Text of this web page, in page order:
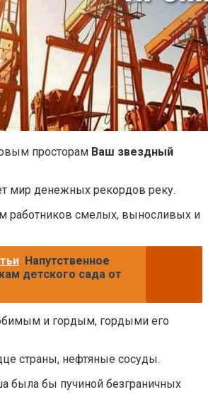
просторам Ваш звездный
мир денежных рекордов реку.
работников смелых, выносливых и
Напутственное
детского сада от
и гордым, гордыми его
страны, нефтяные сосуды.
была бы пучиной безграничных